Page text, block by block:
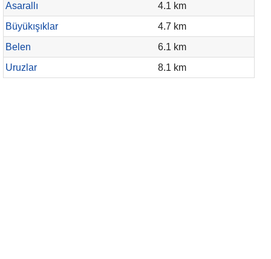
Asarallı
4.1 km
Büyükışıklar
4.7 km
Belen
6.1 km
Uruzlar
8.1 km